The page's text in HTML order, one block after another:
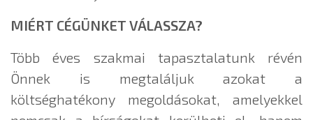
MIÉRT CÉGÜNKET VÁLASSZA?
Több éves szakmai tapasztalatunk révén
Önnek is megtaláljuk azokat a
költséghatékony megoldásokat, amelyekkel